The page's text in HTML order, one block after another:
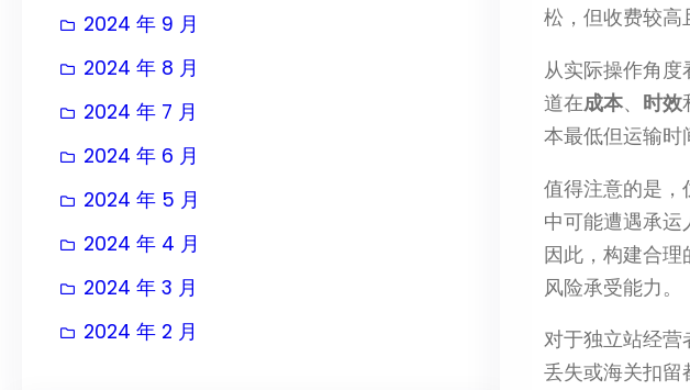
2024 年 9 月
2024 年 8 月
2024 年 7 月
2024 年 6 月
2024 年 5 月
2024 年 4 月
2024 年 3 月
2024 年 2 月
松，但收费较高
从实际操作角
道在成本、 时效
本最低但运输时
值得注意的是，
中可能遭遇承运
因此，构建合
风险承受能力。
对于独立站经营
丢失或海关扣留